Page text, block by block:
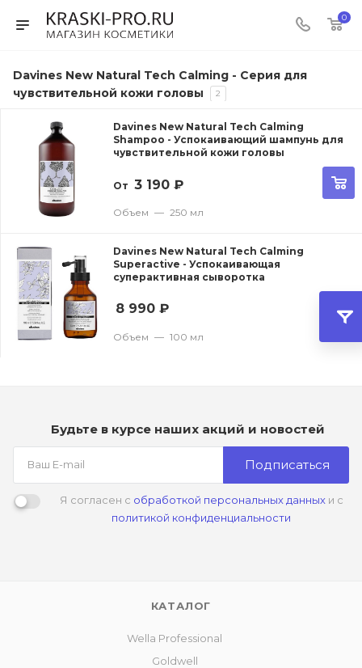
0
Davines New Natural Tech Calming - Серия для
чувствительной кожи головы
2
Davines New Natural Tech Calming
Shampoo - Успокаивающий шампунь для
чувствительной кожи головы
От 3 190 ₽
Объем — 250 мл
Davines New Natural Tech Calming
Superactive - Успокаивающая
суперактивная сыворотка
8 990 ₽
Объем — 100 мл
Будьте в курсе наших акций и новостей
Подписаться
Я согласен с обработкой персональных данныхи с
политикой конфиденциальности
КАТАЛОГ
Wella Professional
Goldwell